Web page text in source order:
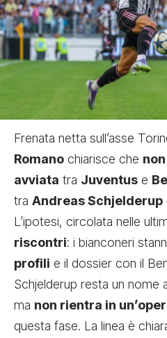
Frenata netta sull’asse
Romano chiarisce che
avviata tra Juventus e
tra AndreasSchjelderup
L’ipotesi, circolata nelle
riscontri: i bianconeri
profili e il dossier con il
Schjelderup resta un nome
ma non rientra in
questa fase. La linea è